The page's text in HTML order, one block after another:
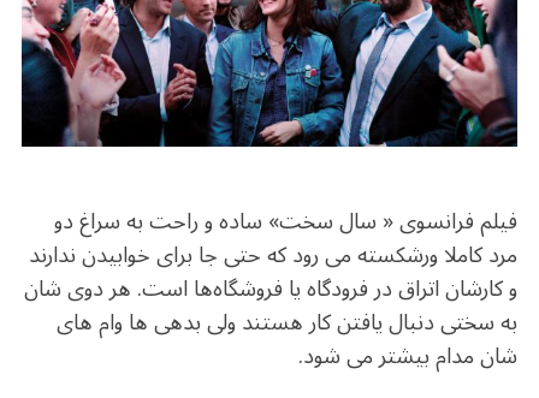
o
o
k
m p
p
فیلم فرانسوی « سال سخت» ساده و راحت به سراغ دو
مرد کاملا ورشکسته می رود که حتی جا برای خوابیدن ندارند
و کارشان اتراق در فرودگاه یا فروشگاه‌ها است. هر دوی شان
به سختی دنبال یافتن کار هستند ولی بدهی ها وام های
شان مدام بیشتر می شود.